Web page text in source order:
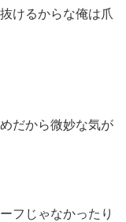
けるからな俺は爪
だから微妙な気が
フじゃなかったり